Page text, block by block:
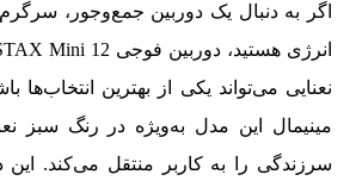
اگر به دنبال یک دوربین جمع‌وجور،
نعنایی می‌تواند یکی از بهترین
مینیمال این مدل به‌ویژه در رنگ سبز
سرزندگی را به کاربر منتقل می‌کند. این